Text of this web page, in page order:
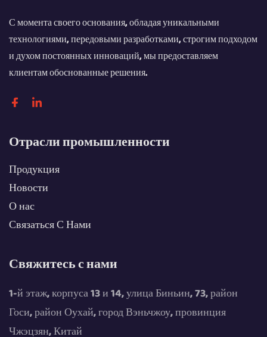
С момента своего основания, обладая уникальными
технологиями, передовыми разработками, строгим подходом
и духом постоянных инноваций, мы предоставляем
клиентам обоснованные решения.
Отрасли промышленности
Продукция
Новости
О нас
Связаться С Нами
Свяжитесь с нами
1-й этаж, корпуса 13 и 14, улица Биньин, 73, район
Госи, район Оухай, город Вэньчжоу, провинция
Чжэцзян, Китай